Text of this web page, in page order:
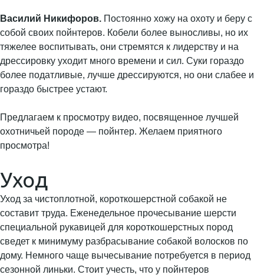
Василий Никифоров. Постоянно хожу на охоту и беру с
собой своих пойнтеров. Кобели более выносливы, но их
тяжелее воспитывать, они стремятся к лидерству и на
дрессировку уходит много времени и сил. Суки гораздо
более податливые, лучше дрессируются, но они слабее и
гораздо быстрее устают.
Предлагаем к просмотру видео, посвященное лучшей
охотничьей породе — пойнтер. Желаем приятного
просмотра!
Уход
Уход за чистоплотной, короткошерстной собакой не
составит труда. Еженедельное прочесывание шерсти
специальной рукавицей для короткошерстных пород
сведет к минимуму разбрасывание собакой волосков по
дому. Немного чаще вычесывание потребуется в период
сезонной линьки. Стоит учесть, что у пойнтеров